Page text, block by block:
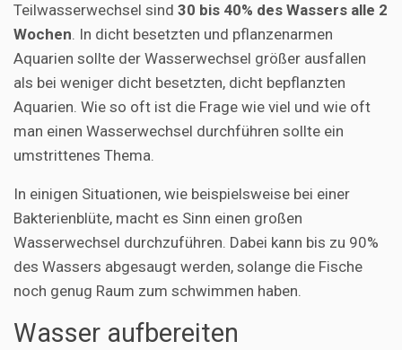
Teilwasserwechsel sind 30 bis 40% des Wassers alle 2
Wochen. In dicht besetzten und pflanzenarmen
Aquarien sollte der Wasserwechsel größer ausfallen
als bei weniger dicht besetzten, dicht bepflanzten
Aquarien. Wie so oft ist die Frage wie viel und wie oft
man einen Wasserwechsel durchführen sollte ein
umstrittenes Thema.
In einigen Situationen, wie beispielsweise bei einer
Bakterienblüte, macht es Sinn einen großen
Wasserwechsel durchzuführen. Dabei kann bis zu 90%
des Wassers abgesaugt werden, solange die Fische
noch genug Raum zum schwimmen haben.
Wasser aufbereiten